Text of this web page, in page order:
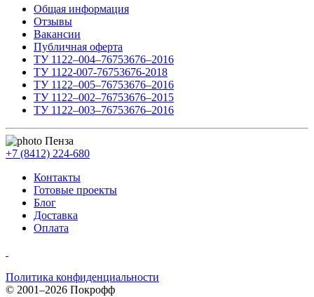
Общая информация
Отзывы
Вакансии
Публичная оферта
ТУ 1122–004–76753676–2016
ТУ 1122-007-76753676-2018
ТУ 1122–005–76753676–2016
ТУ 1122–002–76753676–2015
ТУ 1122–003–76753676–2016
Пенза
+7 (8412) 224-680
Контакты
Готовые проекты
Блог
Доставка
Оплата
Политика конфиденциальности
© 2001–2026 Покрофф